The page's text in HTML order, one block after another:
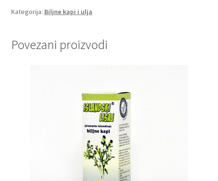
Kategorija: Biljne kapi i ulja
Povezani proizvodi